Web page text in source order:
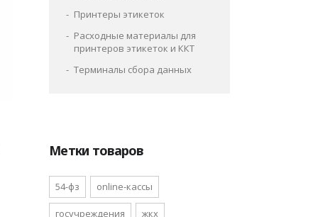
Принтеры этикеток
Расходные материалы для
принтеров этикеток и ККТ
Терминалы сбора данных
Метки товаров
54-фз online-кассы
госучреждения жкх